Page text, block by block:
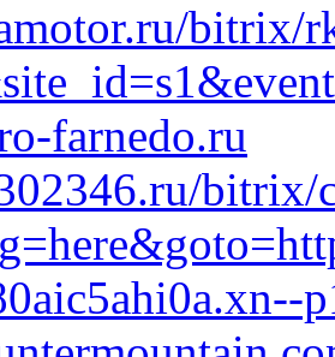
bitrix/
farnedo.ru
bitrix/